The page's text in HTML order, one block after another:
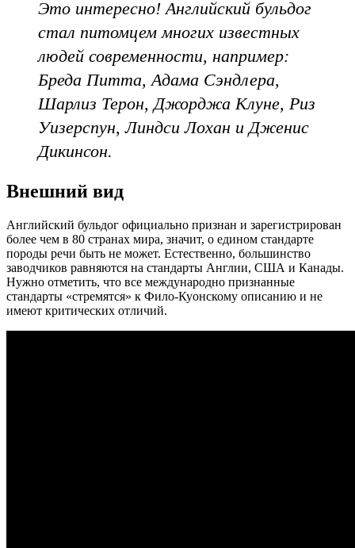
Это интересно! Английский бульдог
стал питомцем многих известных
людей современности, например:
Бреда Питта, Адама Сэндлера,
Шарлиз Терон, Джорджа Клуне, Риз
Уизерспун, Линдси Лохан и Дженис
Дикинсон.
Внешний вид
Английский бульдог официально признан и зарегистрирован
более чем в 80 странах мира, значит, о едином стандарте
породы речи быть не может. Естественно, большинство
заводчиков равняются на стандарты Англии, США и Канады.
Нужно отметить, что все международно признанные
стандарты «стремятся» к Фило-Куонскому описанию и не
имеют критических отличий.